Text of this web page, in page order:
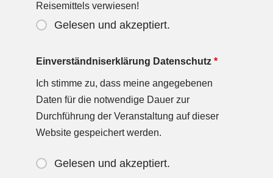
Gelesen und akzeptiert.
Reisemittels verwiesen!
Einverständniserklärung Datenschutz *
Gelesen und akzeptiert.
Ich stimme zu, dass meine angegebenen
Daten für die notwendige Dauer zur
Durchführung der Veranstaltung auf dieser
Website gespeichert werden.